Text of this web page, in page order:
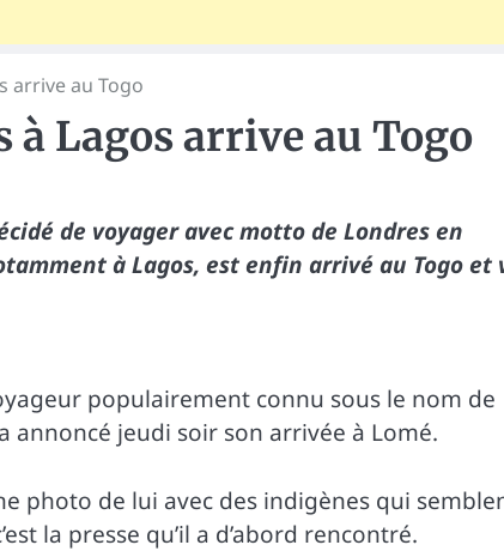
arrive au Togo
à Lagos arrive au Togo
de voyager avec motto de Londres en
à Lagos, est enfin arrivé au Togo et
populairement connu sous le nom de
annoncé jeudi soir son arrivée à Lomé.
photo de lui avec des indigènes qui
la presse qu’il a d’abord rencontré.